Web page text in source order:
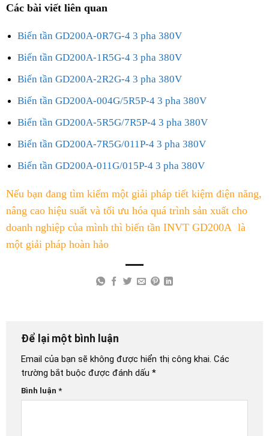
Các bài viết liên quan
Biến tần GD200A-0R7G-4 3 pha 380V
Biến tần GD200A-1R5G-4 3 pha 380V
Biến tần GD200A-2R2G-4 3 pha 380V
Biến tần GD200A-004G/5R5P-4 3 pha 380V
Biến tần GD200A-5R5G/7R5P-4 3 pha 380V
Biến tần GD200A-7R5G/011P-4 3 pha 380V
Biến tần GD200A-011G/015P-4 3 pha 380V
Nếu bạn đang tìm kiếm một giải pháp tiết kiệm điện năng,
nâng cao hiệu suất và tối ưu hóa quá trình sản xuất cho
doanh nghiệp của mình thì biến tần INVT GD200A là
một giải pháp hoàn hảo
Để lại một bình luận
Email của bạn sẽ không được hiển thị công khai. Các
trường bắt buộc được đánh dấu *
Bình luận *